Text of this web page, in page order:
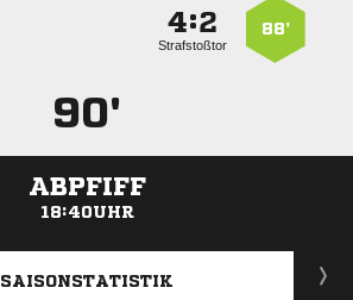
88’
:
Strafstoßtor
90'
ABPFIFF
18:40UHR
ANZEIGE
SAISONSTATISTIK